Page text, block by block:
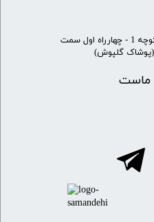
ماست
​آدرس فروشگاه: قم - بلوار شهید محلاتی - کوچه 1 - چهارراه اول سمت